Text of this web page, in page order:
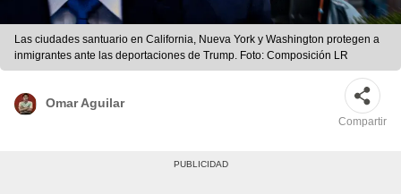
Las ciudades santuario en California, Nueva York y Washington protegen a
inmigrantes ante las deportaciones de Trump. Foto: Composición LR
Omar Aguilar
Compartir